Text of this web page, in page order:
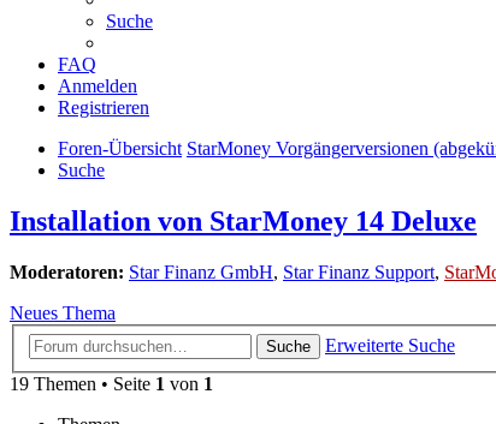
Suche
FAQ
Anmelden
Registrieren
Foren-Übersicht StarMoney Vorgängerversionen
Suche
Installation von StarMoney 14 Deluxe
Moderatoren: Star Finanz GmbH, Star Finanz Support,
Neues Thema
Suche
Erweiterte Suche
19 Themen • Seite 1 von 1